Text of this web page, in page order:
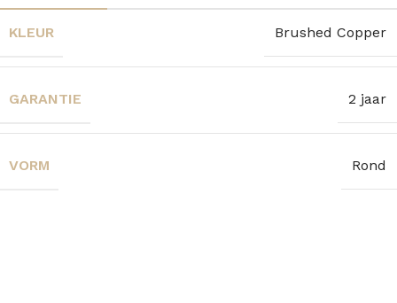
KLEUR Brushed Copper
GARANTIE 2 jaar
VORM Rond